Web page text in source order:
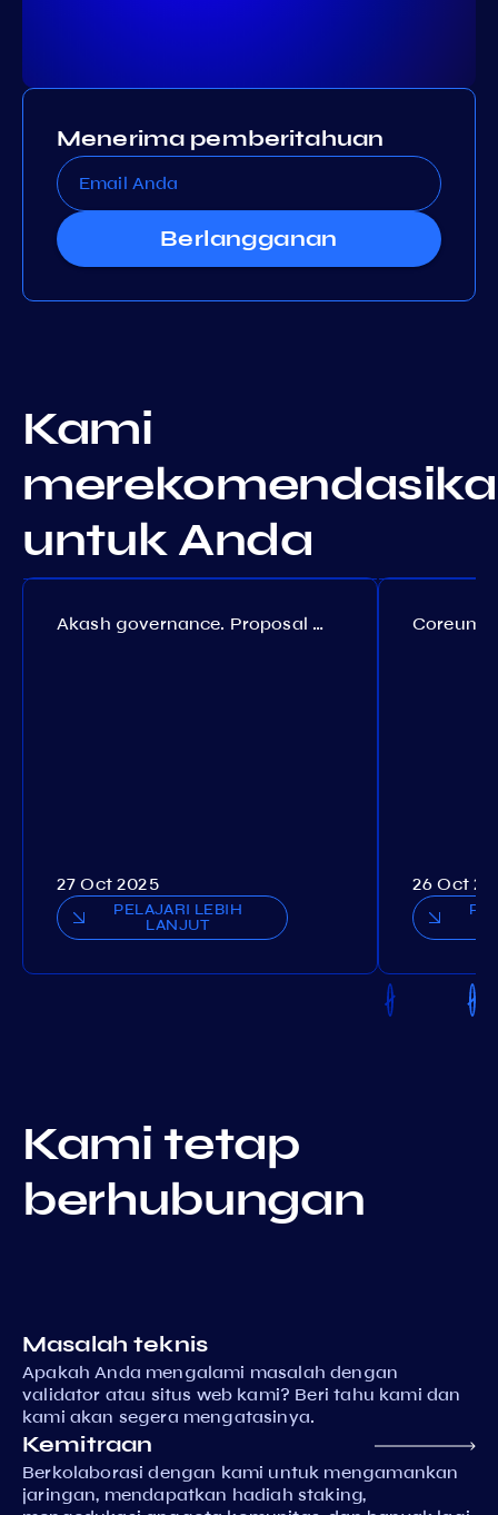
Menerima pemberitahuan
Berlangganan
Kami
untuk Anda
Akash governance. Proposal №308
27 Oct 2025
PELAJARI LEBIH
LANJUT
26 Oct
Kami tetap
berhubungan
Masalah teknis
Apakah Anda mengalami masalah dengan
validator atau situs web kami? Beri tahu kami dan
kami akan segera mengatasinya.
Kemitraan
Berkolaborasi dengan kami untuk mengamankan
jaringan, mendapatkan hadiah staking,